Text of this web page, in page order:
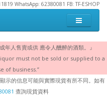
WhatsApp: 62380081 FB: TF-ESHOP
年人售賣或供 應令人醺醉的酒類。』
must not be sold or supplied to a
of business.”
示的信息可能與實際現貨有所不同。如有
查詢現貨資料